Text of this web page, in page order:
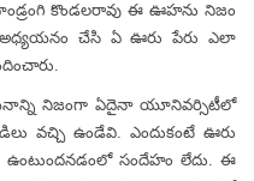
కొండలరావు ఈ ఊహను నిజం
అధ్యయనం చేసి ఏ ఊరు పేరు ఎలా
నిజంగా ఏదైనా యూనివర్సిటీలో
వచ్చి ఉండేవి. ఎందుకంటే ఊరు
ఉంటుందనడంలో సందేహం లేదు. ఈ